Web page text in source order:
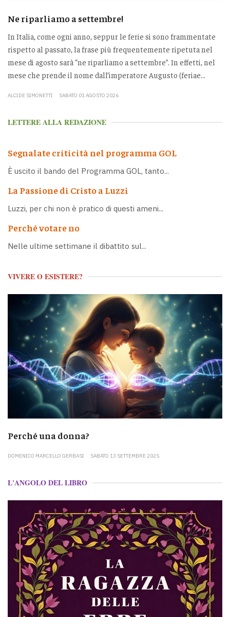
Ne riparliamo a settembre!
In Italia, come ogni anno, seppur le ferie si sono frammentate
rispetto al passato, la frase più frequentemente ripetuta nel
mese di agosto sarà “ne riparliamo a settembre”. In effetti, nel
mese che prende il nome dall’imperatore Augusto (feriae...
ALCIDE SIMONETTI SABATO 01 AGOSTO 2026
LETTERE ALLA REDAZIONE
Segnalate criticità nel programma GOL
È uscito il bando del Programma GOL, tanto...
La Passione di Cristo a Luzzi
Luzzi, per chi non è pratico di questi ameni...
Perché votare no
Nelle ultime settimane il dibattito sul...
VIVERE O ESISTERE?
Perché una donna?
DOMENICO MARCELLO GERBASI SABATO 13 SETTEMBRE 2025
L'ANGOLO DEL LIBRO